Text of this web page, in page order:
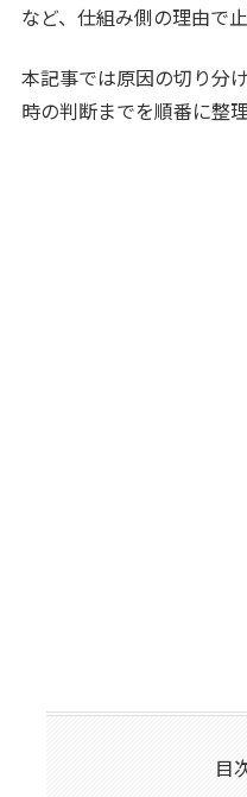
など、仕組み側の理由で
本記事では原因の切り分
時の判断までを順番に整理
目